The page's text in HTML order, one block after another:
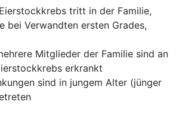
tritt in der Familie,
bei Verwandten ersten Grades,
Mitglieder der Familie sind an
erkrankt
sind in jungem Alter (jünger